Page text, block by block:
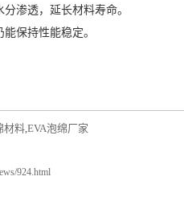
渗透，延长材料寿命。
保持性能稳定。
材料,EVA泡绵厂家
924.html